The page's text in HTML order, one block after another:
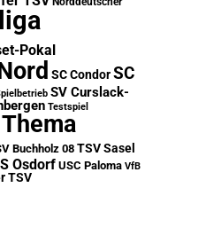
Pokal
SC CondorSC
SV Curslack-
Testspiel
Buchholz 08TSV Sasel
OsdorfUSC Paloma VfB
TSV